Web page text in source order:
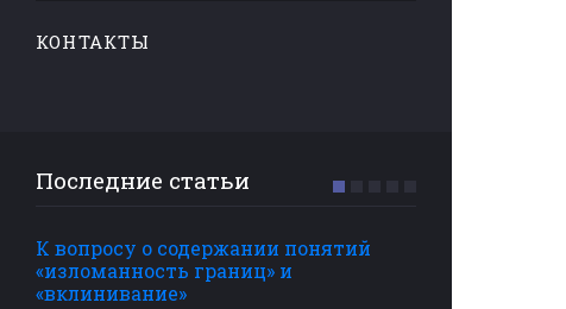
КОНТАКТЫ
Последние статьи
К вопросу о содержании понятий
«изломанность границ» и
«вклинивание»